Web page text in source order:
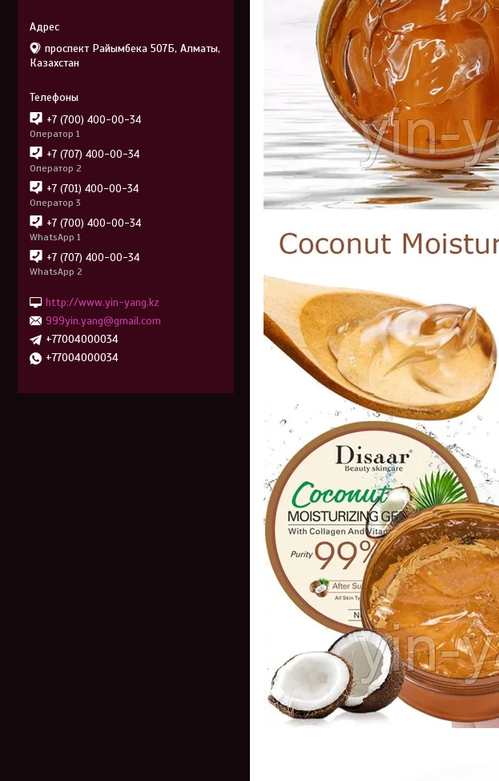
проспект Райымбека 507Б, Алматы,
Казахстан
+7 (700) 400-00-34
Оператор 1
+7 (707) 400-00-34
Оператор 2
+7 (701) 400-00-34
Оператор 3
+7 (700) 400-00-34
WhatsApp 1
+7 (707) 400-00-34
WhatsApp 2
http://www.yin-yang.kz
999yin.yang@gmail.com
+77004000034
+77004000034